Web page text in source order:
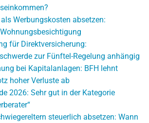
Werbungskosten absetzen:
für Direktversicherung:
zur Fünftel-Regelung anhängig
bei Kapitalanlagen: BFH lehnt
hoher Verluste ab
2026: Sehr gut in der Kategorie
steuerlich absetzen: Wann